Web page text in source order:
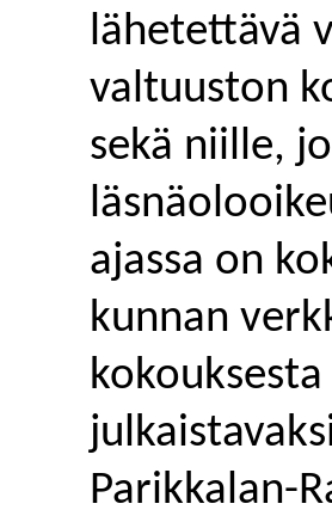
lähetettävä
valtuuston
sekä niille,
ajassa on
kunnan
Parikkalan-